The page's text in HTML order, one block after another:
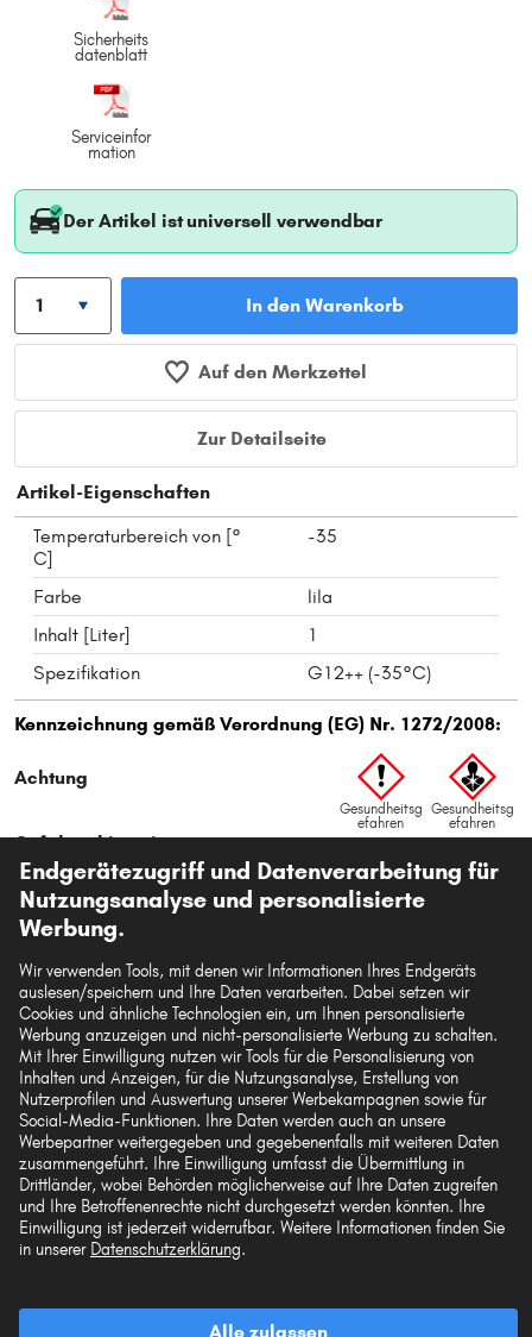
Sicherheits
datenblatt
Serviceinfor
mation
Der Artikel ist universell verwendbar
In den Warenkorb
Auf den Merkzettel
Zur Detailseite
Artikel-Eigenschaften
Temperaturbereich von [°
C]
-35
Farbe
lila
Inhalt [Liter]
1
Spezifikation
G12++ (-35°C)
Original-Ersatzteilnummern anzeigen
FEBI BILSTEIN Kühlerfrostschutz - 12++ Ready Mix
-25°C (1 L)
Art.-Nr. 172018
5,91 €
UVP: 11,60 €
-49%
5,91 €/L
inkl. 19% MwSt., zzgl. Versand
Sofort lieferbar
Filialverfügbarkeit prüfen
Endgerätezugriff und Datenverarbeitung für
Nutzungsanalyse und personalisierte
Werbung.
Wir verwenden Tools, mit denen wir Informationen Ihres Endgeräts
auslesen/speichern und Ihre Daten verarbeiten. Dabei setzen wir
Cookies und ähnliche Technologien ein, um Ihnen personalisierte
Werbung anzuzeigen und nicht-personalisierte Werbung zu schalten.
Mit Ihrer Einwilligung nutzen wir Tools für die Personalisierung von
Inhalten und Anzeigen, für die Nutzungsanalyse, Erstellung von
Nutzerprofilen und Auswertung unserer Werbekampagnen sowie für
Social-Media-Funktionen. Ihre Daten werden auch an unsere
Werbepartner weitergegeben und gegebenenfalls mit weiteren Daten
zusammengeführt. Ihre Einwilligung umfasst die Übermittlung in
Drittländer, wobei Behörden möglicherweise auf Ihre Daten zugreifen
und Ihre Betroffenenrechte nicht durchgesetzt werden könnten. Ihre
Einwilligung ist jederzeit widerrufbar. Weitere Informationen finden Sie
in unserer Datenschutzerklärung.
Alle zulassen